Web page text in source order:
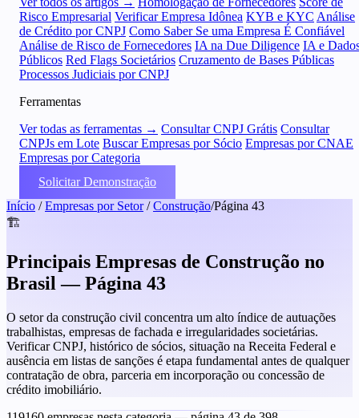
Risco Empresarial Verificar Empresa Idônea KYB e KYC Análise
de Crédito por CNPJ Como Saber Se uma Empresa É Confiável
Análise de Risco de Fornecedores IA na Due Diligence IA e
Públicos Red Flags Societários Cruzamento de Bases Públicas
Processos Judiciais por CNPJ
Ferramentas
Ver todas as ferramentas → Consultar CNPJ Grátis Consultar
CNPJs em Lote Buscar Empresas por Sócio Empresas por CNAE
Empresas por Categoria
Solicitar Demonstração
Início / Empresas por Setor / Construção/Página 43
🏗️
Principais Empresas de Construção no
Brasil — Página 43
O setor da construção civil concentra um alto índice de autuações
trabalhistas, empresas de fachada e irregularidades societárias.
Verificar CNPJ, histórico de sócios, situação na Receita Federal e
ausência em listas de sanções é etapa fundamental antes de qualquer
contratação de obra, parceria em incorporação ou concessão de
crédito imobiliário.